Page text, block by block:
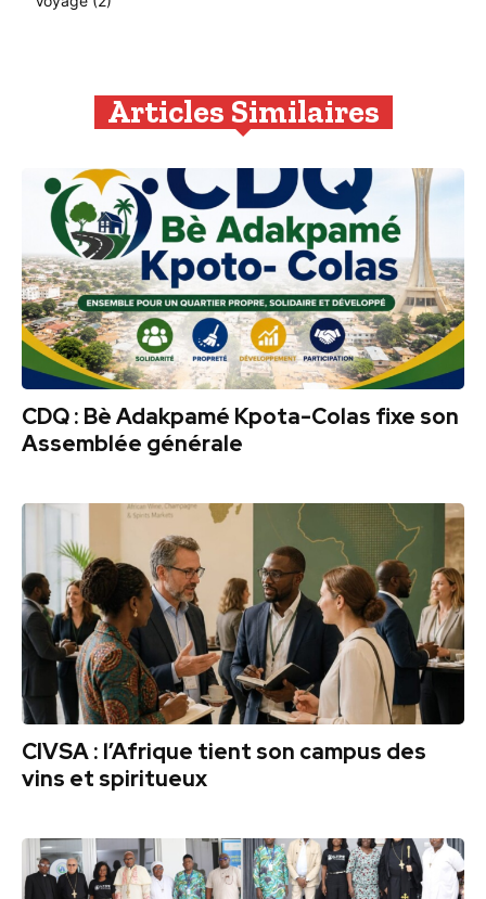
Articles Similaires
CDQ : Bè Adakpamé Kpota-Colas fixe son
Assemblée générale
CIVSA : l’Afrique tient son campus des
vins et spiritueux